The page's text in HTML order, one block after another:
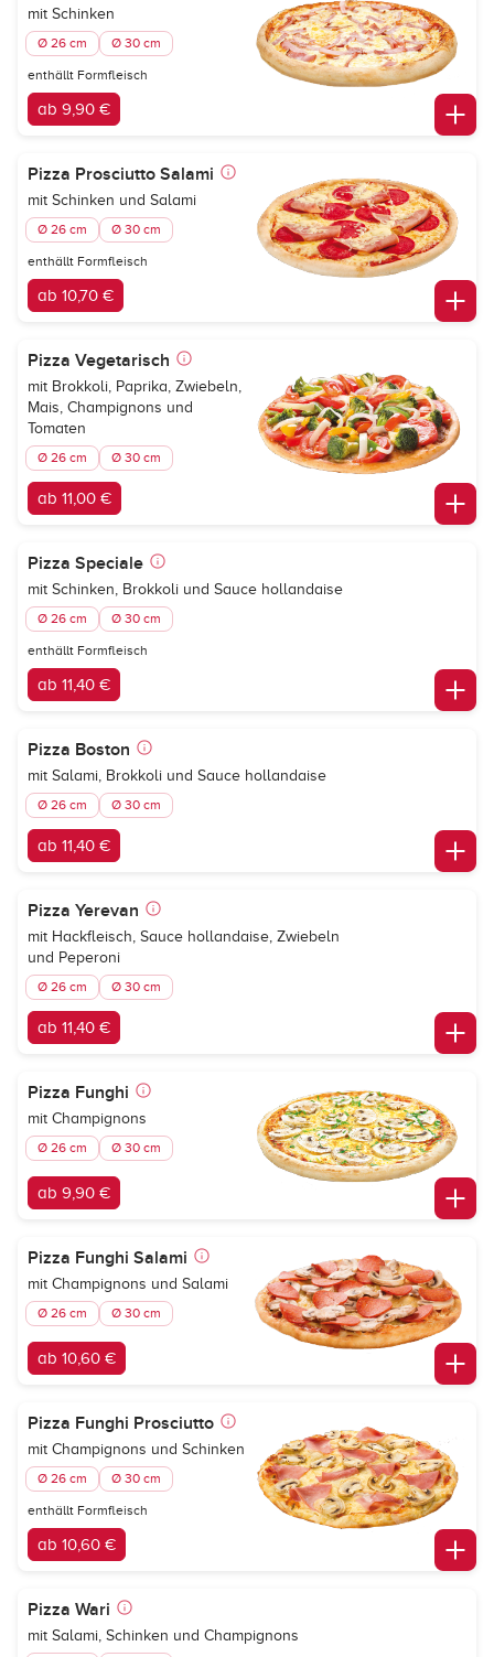
mit Schinken
Ø 26 cm Ø 30 cm
enthällt Formfleisch
ab 9,90 €
Pizza Prosciutto Salami
mit Schinken und Salami
Ø 26 cm Ø 30 cm
enthällt Formfleisch
ab 10,70 €
Pizza Vegetarisch
mit Brokkoli, Paprika, Zwiebeln,
Mais, Champignons und
Tomaten
Ø 26 cm Ø 30 cm
ab 11,00 €
Pizza Speciale
mit Schinken, Brokkoli und Sauce hollandaise
Ø 26 cm Ø 30 cm
enthällt Formfleisch
ab 11,40 €
Pizza Boston
mit Salami, Brokkoli und Sauce hollandaise
Ø 26 cm Ø 30 cm
ab 11,40 €
Pizza Yerevan
mit Hackfleisch, Sauce hollandaise, Zwiebeln
und Peperoni
Ø 26 cm Ø 30 cm
ab 11,40 €
Pizza Funghi
mit Champignons
Ø 26 cm Ø 30 cm
ab 9,90 €
Pizza Funghi Salami
mit Champignons und Salami
Ø 26 cm Ø 30 cm
ab 10,60 €
Pizza Funghi Prosciutto
mit Champignons und Schinken
Ø 26 cm Ø 30 cm
enthällt Formfleisch
ab 10,60 €
Pizza Wari
mit Salami, Schinken und Champignons